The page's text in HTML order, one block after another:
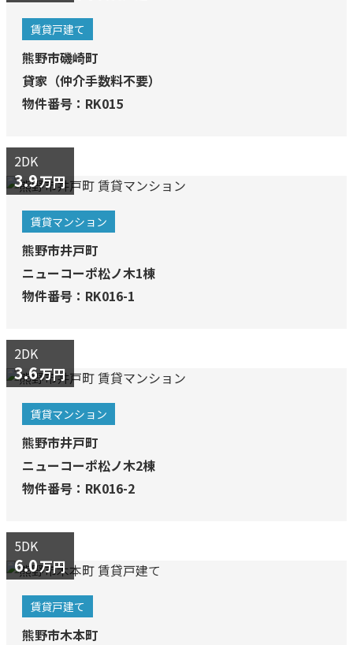
賃貸戸建て
熊野市磯崎町
貸家（仲介手数料不要）
物件番号：RK015
2DK
3.9万円
賃貸マンション
熊野市井戸町
ニューコーポ松ノ木1棟
物件番号：RK016-1
2DK
3.6万円
賃貸マンション
熊野市井戸町
ニューコーポ松ノ木2棟
物件番号：RK016-2
5DK
6.0万円
賃貸戸建て
熊野市木本町